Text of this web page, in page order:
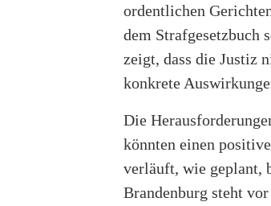
ordentlichen
dem Strafgesetzbuch
zeigt, dass die Justiz
konkrete
Die
könnten einen
verläuft, wie geplant,
Brandenburg steht